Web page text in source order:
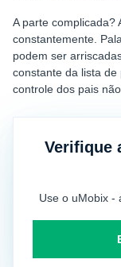
A parte complicada?
constantemente.
podem ser
constante da lista
controle dos pais
Verifique
Use o uMobix -